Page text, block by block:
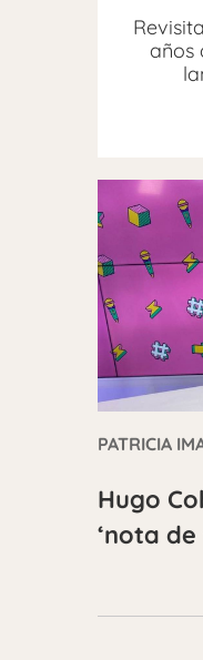
años
PATRICIA
Hugo
‘nota